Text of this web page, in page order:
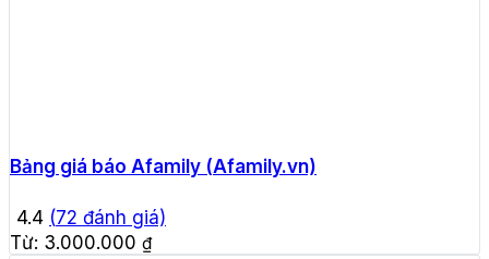
Bảng giá báo Afamily (Afamily.vn)
4.4 (72 đánh giá)
Từ: 3.000.000 ₫